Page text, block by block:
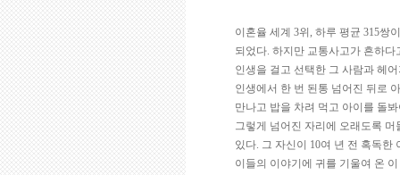
이혼율 세계 3위, 하루 평균 315쌍
되었다. 하지만 교통사고가 흔하
인생을 걸고 선택한 그 사람과 헤
인생에서 한 번 된통 넘어진 뒤로
만나고 밥을 차려 먹고 아이를 돌
그렇게 넘어진 자리에 오래도록
있다. 그 자신이 10여 년 전 혹독
이들의 이야기에 귀를 기울여 온